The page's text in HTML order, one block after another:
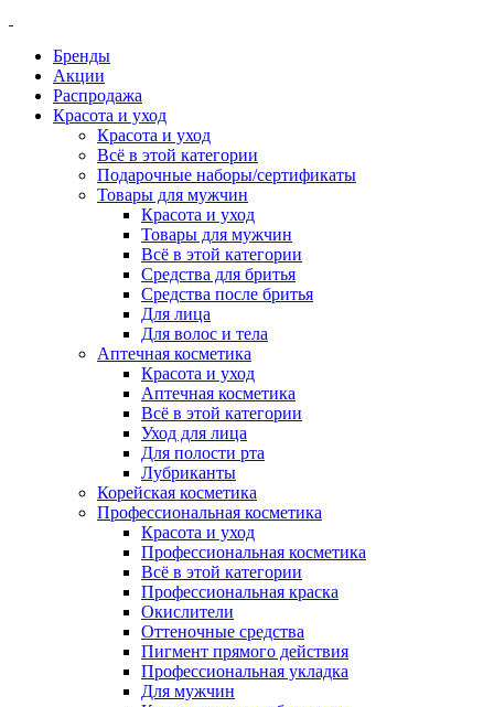
Бренды
Акции
Распродажа
Красота и уход
Красота и уход
Всё в этой категории
Подарочные наборы/сертификаты
Товары для мужчин
Красота и уход
Товары для мужчин
Всё в этой категории
Средства для бритья
Средства после бритья
Для лица
Для волос и тела
Аптечная косметика
Красота и уход
Аптечная косметика
Всё в этой категории
Уход для лица
Для полости рта
Лубриканты
Корейская косметика
Профессиональная косметика
Красота и уход
Профессиональная косметика
Всё в этой категории
Профессиональная краска
Окислители
Оттеночные средства
Пигмент прямого действия
Профессиональная укладка
Для мужчин